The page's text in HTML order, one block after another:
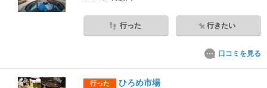
行った 行きたい
口コミを見る
行った ひろめ市場